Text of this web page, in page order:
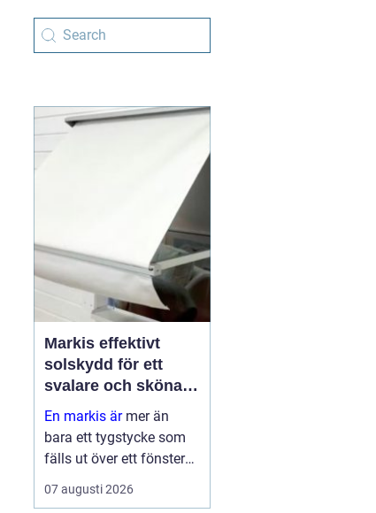
Markis effektivt
solskydd för ett
svalare och skönare
hem
En markis ärmer än
bara ett tygstycke som
fälls ut över ett fönster
eller en altan. Rätt utvalt
solskydd kan sänka
07 augusti 2026